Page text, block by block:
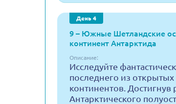
День 4
9 – Южные Шетландские
континент Антарктида
Описание:
Исследуйте
последнего из открытых
континентов. Достигнув
Антарктического